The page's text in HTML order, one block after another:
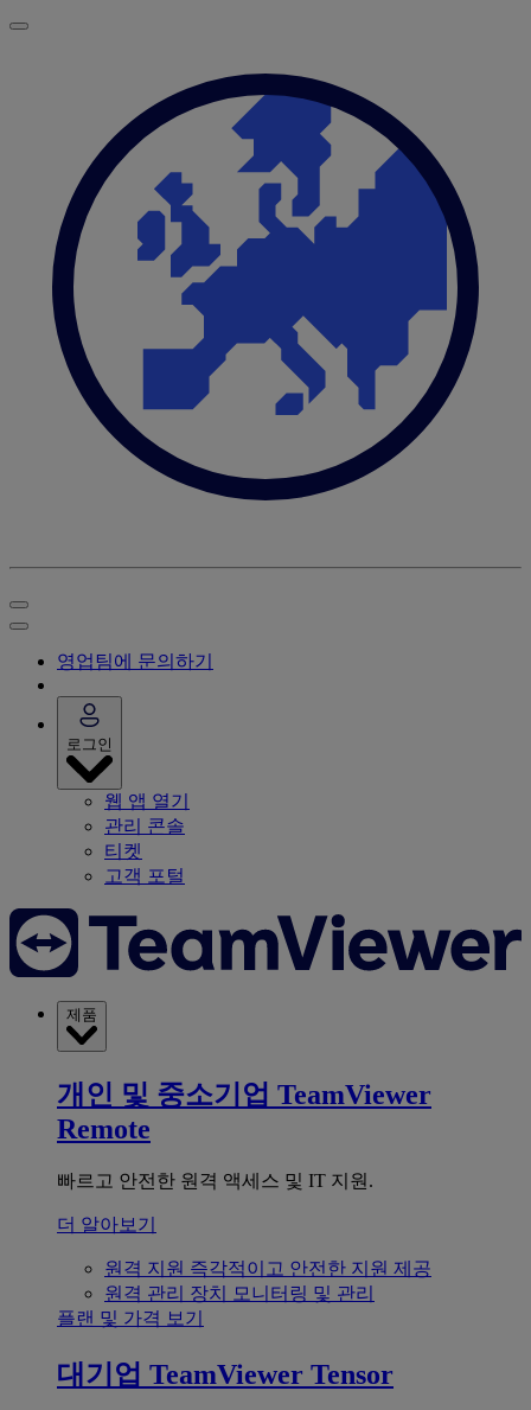
영업팀에 문의하기
로그인
웹 앱 열기
관리 콘솔
티켓
고객 포털
제품
개인 및 중소기업 TeamViewer
Remote
빠르고 안전한 원격 액세스 및 IT 지원.
더 알아보기
원격 지원 즉각적이고 안전한 지원 제공
원격 관리 장치 모니터링 및 관리
플랜 및 가격 보기
대기업 TeamViewer Tensor